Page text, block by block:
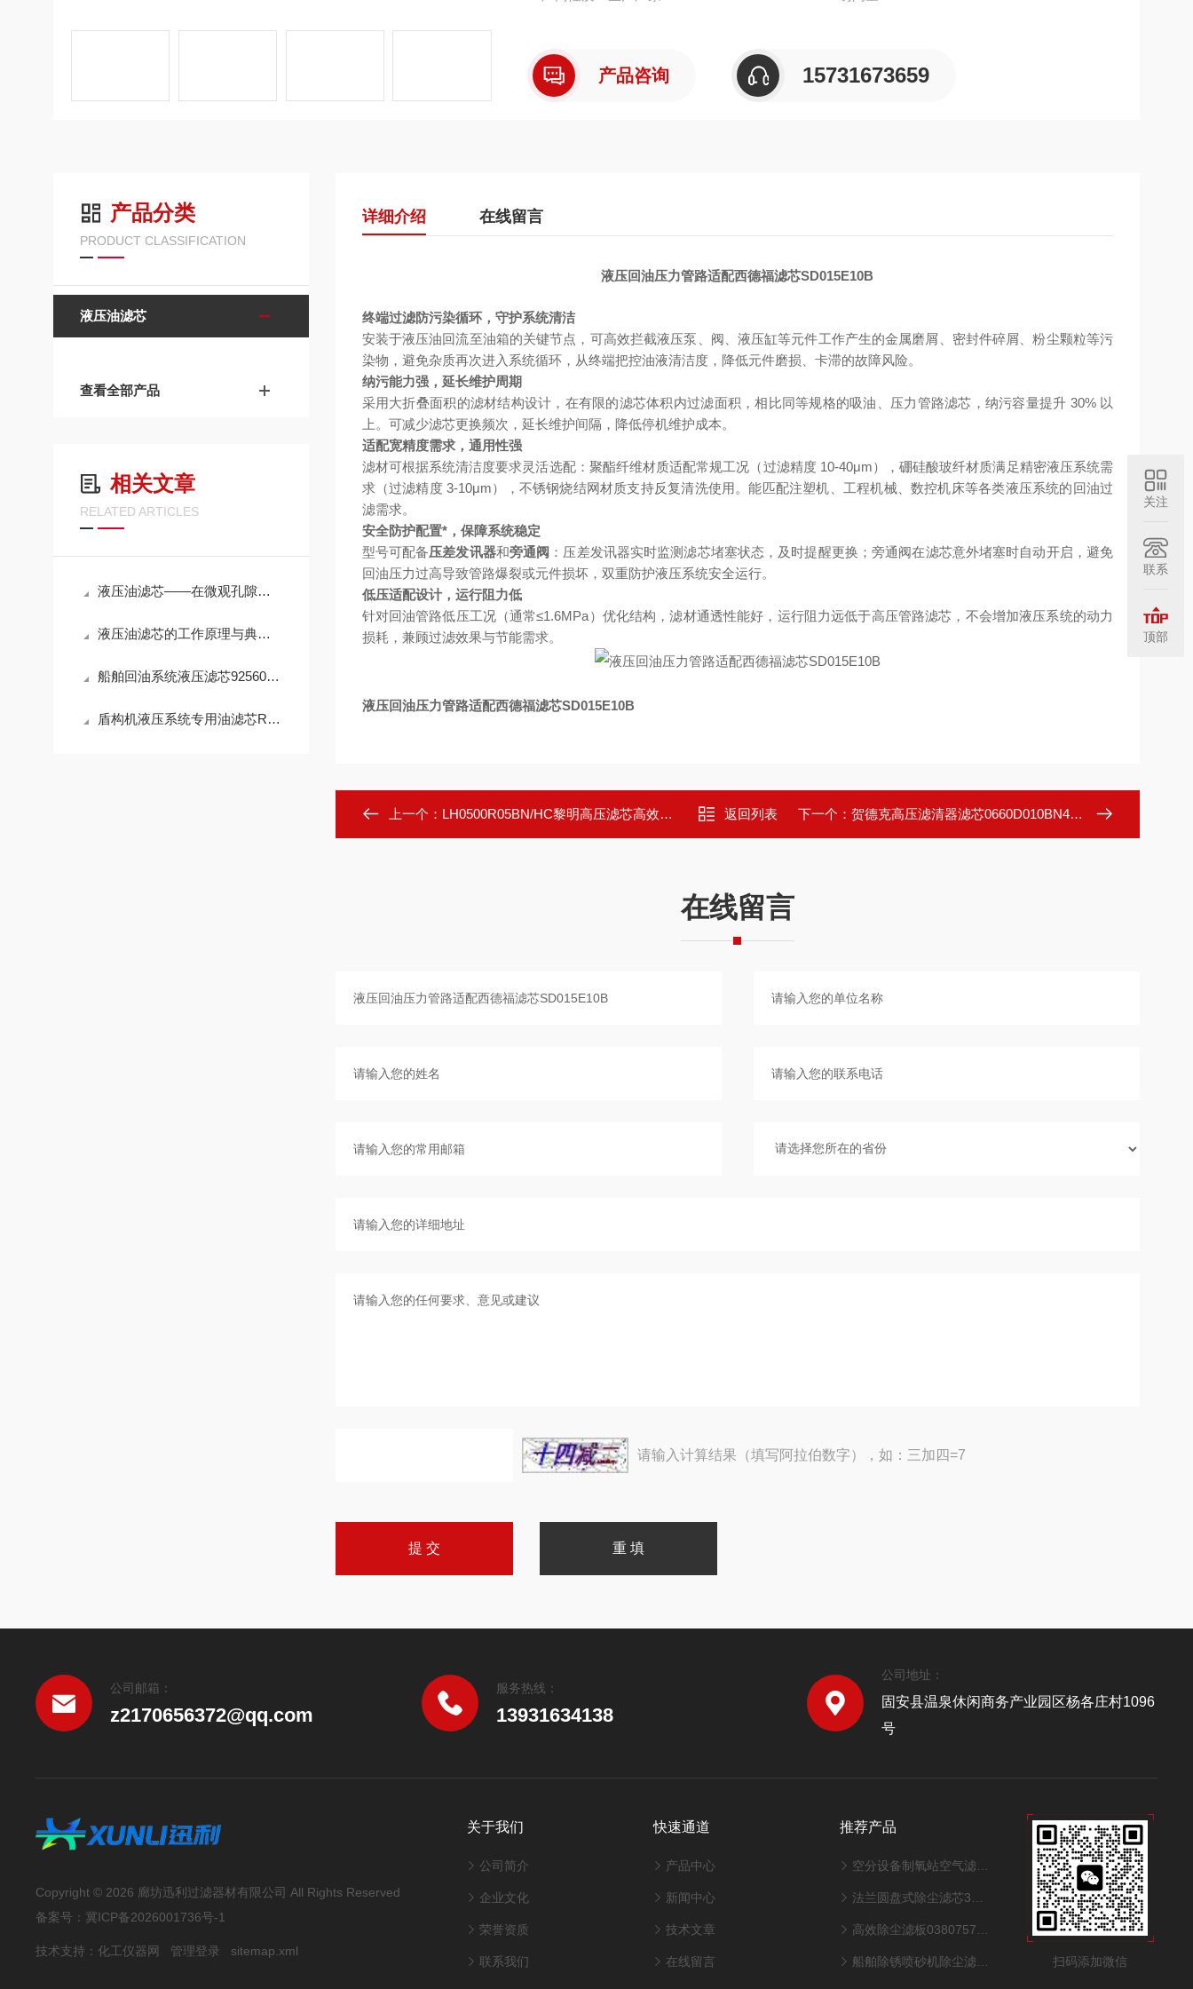
产品咨询 15731673659
产品分类
PRODUCT CLASSIFICATION
液压油滤芯
查看全部产品
相关文章
RELATED ARTICLES
液压油滤芯——在微观孔隙中捍卫液压系统的“血液纯净”
液压油滤芯的工作原理与典型应用解析
船舶回油系统液压滤芯925602Q高效滤油参数
盾构机液压系统专用油滤芯R928005927性能
详细介绍 在线留言
液压回油压力管路适配西德福滤芯SD015E10B
终端过滤防污染循环，守护系统清洁
安装于液压油回流至油箱的关键节点，可高效拦截液压泵、阀、液压缸等元件工作产生的金属磨屑、密封件碎屑、粉尘颗粒等污
染物，避免杂质再次进入系统循环，从终端把控油液清洁度，降低元件磨损、卡滞的故障风险。
纳污能力强，延长维护周期
采用大折叠面积的滤材结构设计，在有限的滤芯体积内过滤面积，相比同等规格的吸油、压力管路滤芯，纳污容量提升 30% 以
上。可减少滤芯更换频次，延长维护间隔，降低停机维护成本。
适配宽精度需求，通用性强
滤材可根据系统清洁度要求灵活选配：聚酯纤维材质适配常规工况（过滤精度 10-40μm），硼硅酸玻纤材质满足精密液压系统需
求（过滤精度 3-10μm），不锈钢烧结网材质支持反复清洗使用。能匹配注塑机、工程机械、数控机床等各类液压系统的回油过
滤需求。
安全防护配置*，保障系统稳定
型号可配备压差发讯器和旁通阀 ：压差发讯器实时监测滤芯堵塞状态，及时提醒更换；旁通阀在滤芯意外堵塞时自动开启，避免
回油压力过高导致管路爆裂或元件损坏，双重防护液压系统安全运行。
低压适配设计，运行阻力低
针对回油管路低压工况（通常≤1.6MPa）优化结构，滤材通透性能好，运行阻力远低于高压管路滤芯，不会增加液压系统的动力
损耗，兼顾过滤效果与节能需求。
液压回油压力管路适配西德福滤芯SD015E10B
上一个： LH0500R05BN/HC黎明高压滤芯高效滤清器 返回列表 下一个： 贺德克高压滤清器滤芯0660D010BN4HC
在线留言
请输入计算结果（填写阿拉伯数字），如：三加四=7
公司邮箱：
z2170656372@qq.com
服务热线：
13931634138
公司地址：
固安县温泉休闲商务产业园区杨各庄村1096
号
Copyright © 2026 廊坊迅利过滤器材有限公司 All Rights Reserved
备案号： 冀ICP备2026001736号-1
技术支持：化工仪器网 管理登录 sitemap.xml
关于我们
公司简介
企业文化
荣誉资质
联系我们
快速通道
产品中心
新闻中心
技术文章
在线留言
推荐产品
空分设备制氧站空气滤筒320*1000mm
法兰圆盘式除尘滤芯325*900mm型号
高效除尘滤板0380757适配激光切割机性能
船舶除锈喷砂机除尘滤芯350*240*660 扫码添加微信
关注
联系
顶部